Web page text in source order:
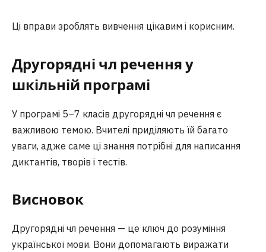
Ці вправи зроблять вивчення цікавим і корисним.
Другорядні чл речення у
шкільній програмі
У програмі 5–7 класів другорядні чл речення є
важливою темою. Вчителі приділяють їй багато
уваги, адже саме ці знання потрібні для написання
диктантів, творів і тестів.
Висновок
Другорядні чл речення — це ключ до розуміння
української мови. Вони допомагають виражати